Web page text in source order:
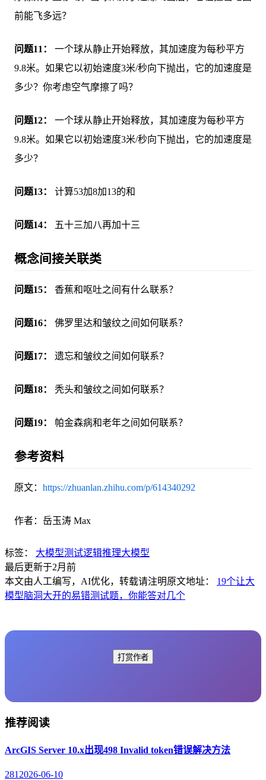
前能飞多远？
问题11：
一个球从静止开始释放，其加速度为每秒平方
9.8米。如果它以初始速度3米/秒向下抛出，它的加速度是
多少？你考虑空气摩擦了吗？
问题12：
一个球从静止开始释放，其加速度为每秒平方
9.8米。如果它以初始速度3米/秒向下抛出，它的加速度是
多少？
问题13： 计算53加8加13的和
问题14： 五十三加八再加十三
概念间接关联类
问题15： 香蕉和呕吐之间有什么联系？
问题16： 佛罗里达和皱纹之间如何联系？
问题17： 遗忘和皱纹之间如何联系？
问题18： 秃头和皱纹之间如何联系？
问题19： 帕金森病和老年之间如何联系？
参考资料
原文： https://zhuanlan.zhihu.com/p/614340292
作者：岳玉涛 Max
标签： 大模型测试逻辑推理大模型
最后更新于2月前
本文由人工编写，AI优化，转载请注明原文地址： 19个让大
模型脑洞大开的易错测试题，你能答对几个
打赏作者
推荐阅读
ArcGIS Server 10.x出现498 Invalid token错误解决方法
281 2026-06-10